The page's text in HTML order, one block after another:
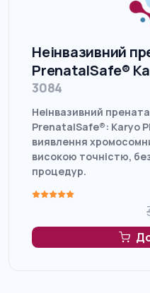
Неінвазивний
PrenatalSafe®
3084
Неінвазивний
PrenatalSafe®: Karyo
виявлення
високою точністю,
процедур.